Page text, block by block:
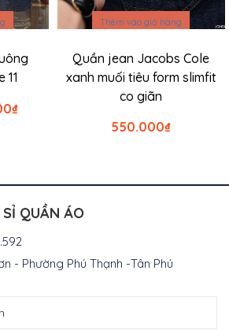
11
₫Giá
Thêm vào giỏ hàng
Quần jean Jacobs Cole
xanh muối tiêu form slimfit
co giãn
₫
550.000
QUẦN ÁO
- Phường Phú Thạnh -Tân Phú